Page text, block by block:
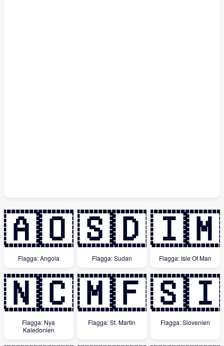
🇦🇴
Flagga: Angola
🇸🇩
Flagga: Sudan
🇮🇲
Flagga: Isle Of Man
🇳🇨
Flagga: Nya
Kaledonien
🇲🇫
Flagga: St. Martin
🇸🇮
Flagga: Slovenien